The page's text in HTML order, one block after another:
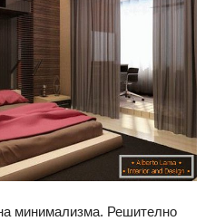
минимализма. Решително